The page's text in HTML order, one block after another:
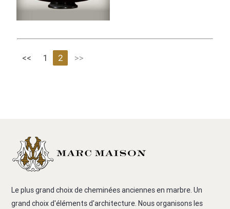
<< 1 2 >>
Le plus grand choix de cheminées anciennes en marbre. Un
grand choix d'éléments d'architecture. Nous organisons les